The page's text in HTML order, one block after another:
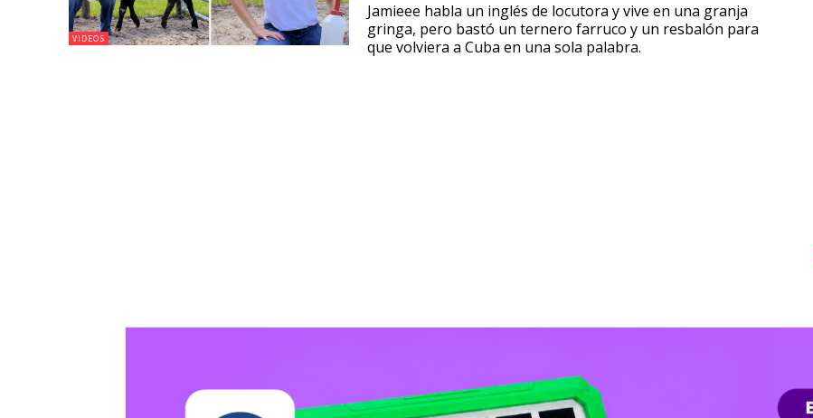
VIDEOS
Jamieee habla un inglés de locutora y vive en una granja
gringa, pero bastó un ternero farruco y un resbalón para
que volviera a Cuba en una sola palabra.